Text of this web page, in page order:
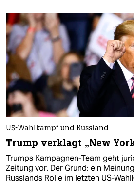
US-Wahlkampf und Russland
Trump verklagt „New
Trumps Kampagnen-Team geht
Zeitung vor. Der Grund: ein
Russlands Rolle im letzten US-